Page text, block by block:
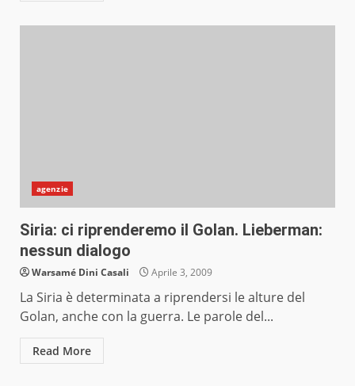
agenzie
Siria: ci riprenderemo il Golan. Lieberman:
nessun dialogo
Warsamé Dini Casali Aprile 3, 2009
La Siria è determinata a riprendersi le alture del
Golan, anche con la guerra. Le parole del...
Read More